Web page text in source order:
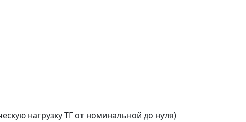
нагрузку ТГ от номинальной до нуля)